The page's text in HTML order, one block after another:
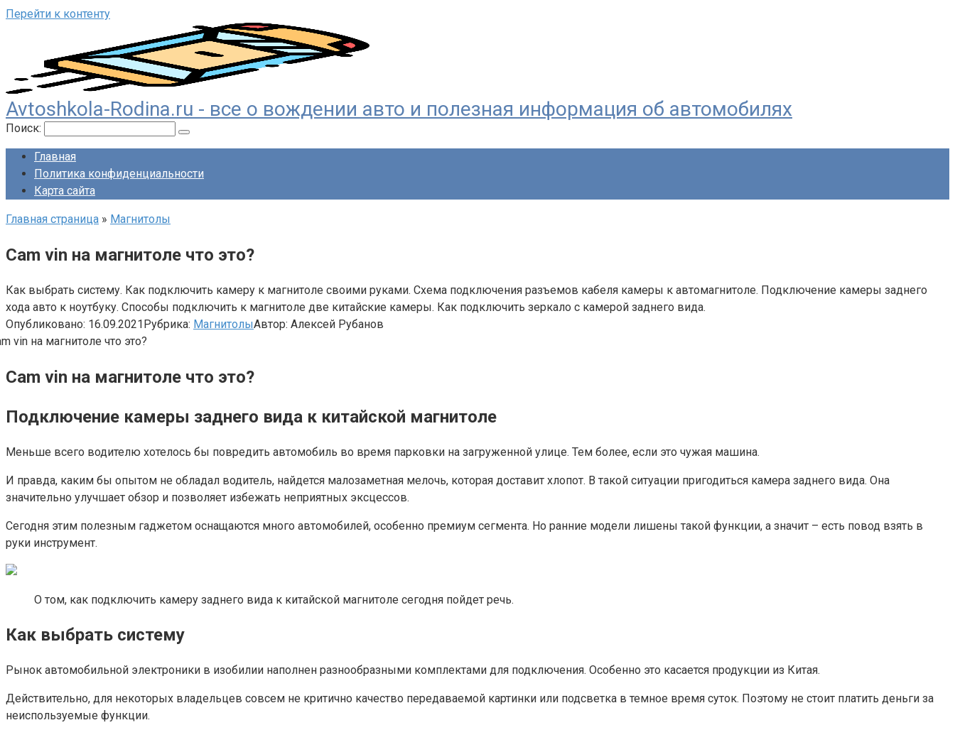
Перейти к контенту
Avtoshkola-Rodina.ru - все о вождении авто и полезная информация об автомобилях
Поиск:
Главная
Политика конфиденциальности
Карта сайта
Главная страница » Магнитолы
Cam vin на магнитоле что это?
Как выбрать систему. Как подключить камеру к магнитоле своими руками. Схема подключения разъемов кабеля камеры к автомагнитоле. Подключение камеры заднего
хода авто к ноутбуку. Способы подключить к магнитоле две китайские камеры. Как подключить зеркало с камерой заднего вида.
Опубликовано: 16.09.2021Рубрика: МагнитолыАвтор: Алексей Рубанов
Cam vin на магнитоле что это?
Подключение камеры заднего вида к китайской магнитоле
Меньше всего водителю хотелось бы повредить автомобиль во время парковки на загруженной улице. Тем более, если это чужая машина.
И правда, каким бы опытом не обладал водитель, найдется малозаметная мелочь, которая доставит хлопот. В такой ситуации пригодиться камера заднего вида. Она
значительно улучшает обзор и позволяет избежать неприятных эксцессов.
Сегодня этим полезным гаджетом оснащаются много автомобилей, особенно премиум сегмента. Но ранние модели лишены такой функции, а значит – есть повод взять в
руки инструмент.
О том, как подключить камеру заднего вида к китайской магнитоле сегодня пойдет речь.
Как выбрать систему
Рынок автомобильной электроники в изобилии наполнен разнообразными комплектами для подключения. Особенно это касается продукции из Китая.
Действительно, для некоторых владельцев совсем не критично качество передаваемой картинки или подсветка в темное время суток. Поэтому не стоит платить деньги за
неиспользуемые функции.